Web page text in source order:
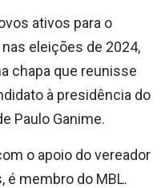
ativos para o
eleições de 2024,
chapa que reunisse
à presidência do
Paulo Ganime.
o apoio do vereador
é membro do MBL.